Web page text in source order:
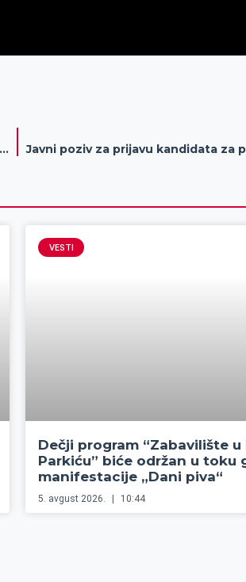
Preuzmi 4.000 RSD POTPUNO BESPLATNO i uživaj u novoj fudbalskoj predstavi!
VESTI
Dečji program “Zabavilište u
Parkiću” biće održan u toku
manifestacije „Dani piva“
5. avgust 2026. 10:44